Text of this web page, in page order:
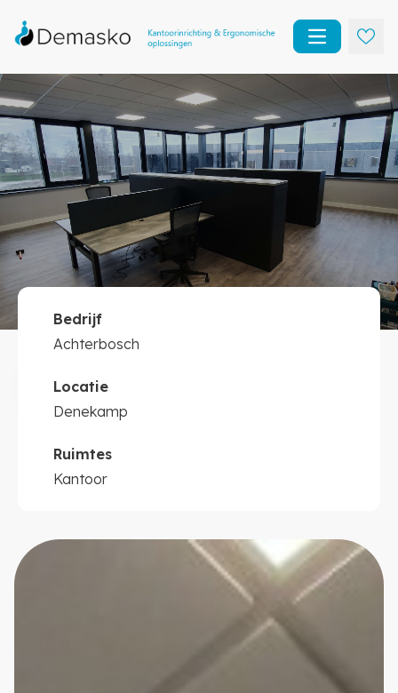
Open main
Achterbosch
Kantoorinrichting
Bedrijf
Achterbosch
Locatie
Denekamp
Ruimtes
Kantoor